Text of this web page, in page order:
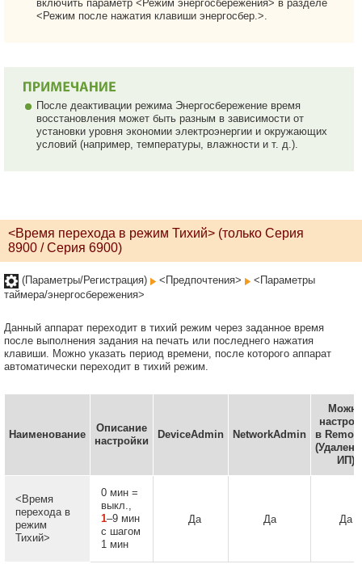
включить параметр <Режим энергосбережения> в разделе
<Режим после нажатия клавиши энергосбер.>.
После деактивации режима Энергосбережение время
восстановления может быть разным в зависимости от
установки уровня экономии электроэнергии и окружающих
условий (например, температуры, влажности и т. д.).
<Время перехода в режим Тихий> (только Серия
8900 / Серия 6900)
(Параметры/Регистрация) <Предпочтения>
<Параметры
таймера/энергосбережения>
Данный аппарат переходит в тихий режим через заданное время
после выполнения задания на печать или последнего нажатия
клавиши. Можно указать период времени, после которого аппарат
автоматически переходит в тихий режим.
Наименование
Описание
настройки
DeviceAdmin NetworkAdmin
в
ИП)
<Время
перехода в
режим
Тихий>
0 мин =
выкл.,
1–9 мин
с шагом
1 мин
Да Да Да